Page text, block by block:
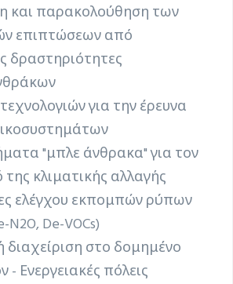
και παρακολούθηση των
επιπτώσεων από
δραστηριότητες
για την έρευνα
"μπλε άνθρακα" για τον
κλιματικής αλλαγής
ελέγχου εκπομπών ρύπων
N2O, De-VOCs)
διαχείριση στο δομημένο
- Ενεργειακές πόλεις